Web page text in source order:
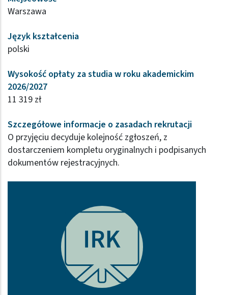
Warszawa
Język kształcenia
polski
Wysokość opłaty za studia w roku akademickim
2026/2027
11 319 zł
Szczegółowe informacje o zasadach rekrutacji
O przyjęciu decyduje kolejność zgłoszeń, z
dostarczeniem kompletu oryginalnych i podpisanych
dokumentów rejestracyjnych.